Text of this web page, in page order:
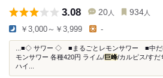
3.08 20 人 934 人
￥3,000～￥3,999 -
...■◇ サワー ◇ ■まるごとレモンサワー ■中
モンサワー 各種420円 ライム/巨峰/カルピス/すだ
ハイ...